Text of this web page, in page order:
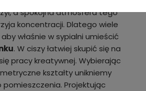
a spokojna atmosfera tego
koncentracji. Dlatego wiele
właśnie w sypialni umieścić
. W ciszy łatwiej skupić się na
pracy kreatywnej. Wybierając
kształty unikniemy
Projektując